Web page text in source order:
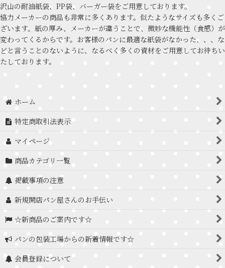
沢山の耐油紙袋、PP袋、バーガー袋をご用意しております。
協力メーカーの商品も非常に多くあります。似たようなサイズも多くご
ざいます。紙の厚み、メーカーが違うことで、微妙な機能性（食感）が
変わってくるからです。お客様のパンに最適な紙袋がなかった、、、な
どと言うことのないように、なるべく多くの資材をご用意してお待ちい
たしております。
ホーム
特定商取引法表示
マイページ
商品カテゴリ一覧
掲載事項の注意
新規開店パン屋さんのお手伝い
☆新商品のご案内です☆
パンの包装工場からの新着情報です☆
会員登録について